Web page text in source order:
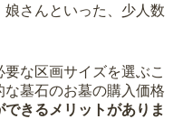
さんといった、少人数
な区画サイズを選ぶこ
墓石のお墓の購入価格
きるメリットがありま